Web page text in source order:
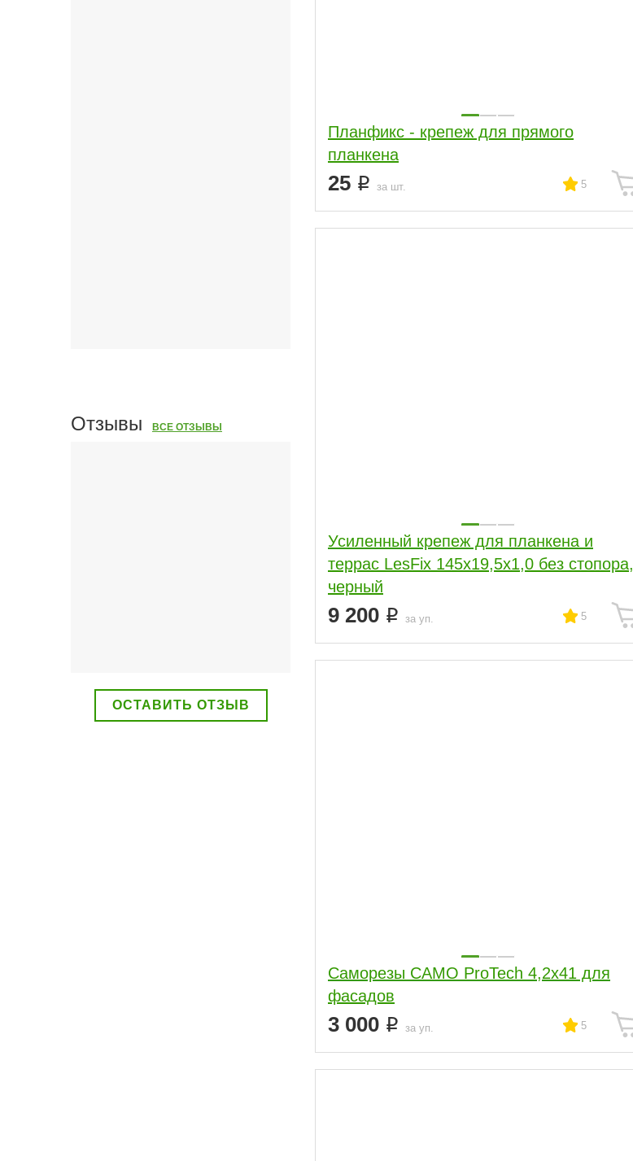
Отзывы ВСЕ ОТЗЫВЫ
ОСТАВИТЬ ОТЗЫВ
Планфикс - крепеж для прямого
планкена
25 за шт. 5
Усиленный крепеж для планкена и
террас LesFix 145х19,5х1,0 без стопора,
черный
9 200 за уп. 5
Саморезы CAMO ProTech 4,2x41 для
фасадов
3 000 за уп. 5